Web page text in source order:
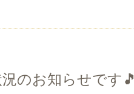
のお知らせです🎵